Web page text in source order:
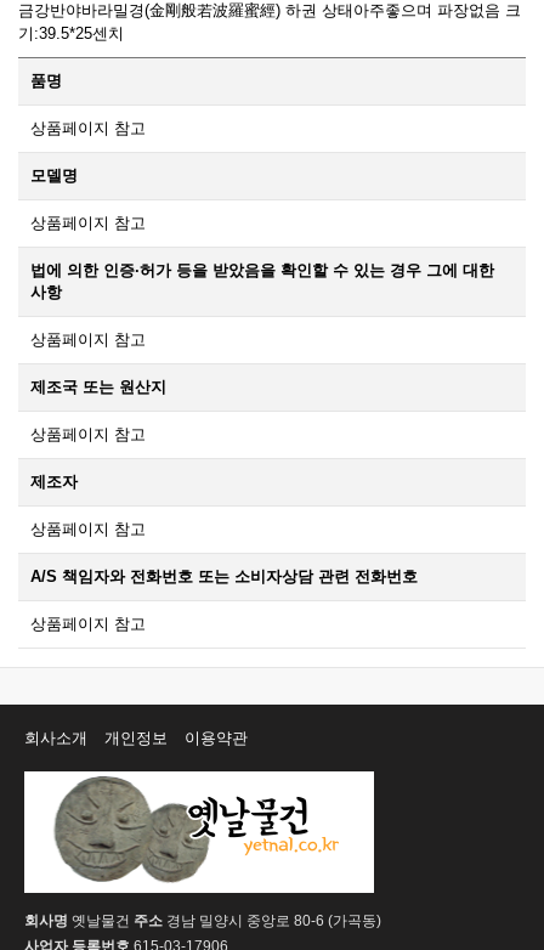
금강반야바라밀경(金剛般若波羅蜜經) 하권 상태아주좋으며 파장없음 크
기:39.5*25센치
품명
상품페이지 참고
모델명
상품페이지 참고
법에 의한 인증·허가 등을 받았음을 확인할 수 있는 경우 그에 대한
사항
상품페이지 참고
제조국 또는 원산지
상품페이지 참고
제조자
상품페이지 참고
A/S 책임자와 전화번호 또는 소비자상담 관련 전화번호
상품페이지 참고
회사소개 개인정보 이용약관
회사명 옛날물건 주소 경남 밀양시 중앙로 80-6 (가곡동)
사업자 등록번호 615-03-17906